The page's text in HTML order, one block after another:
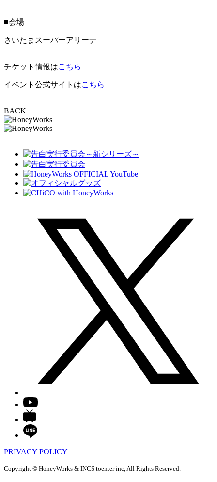
■会場
さいたまスーパーアリーナ
チケット情報はこちら
イベント公式サイトはこちら
BACK
PRIVACY POLICY
Copyright © HoneyWorks & INCS toenter inc, All Rights Reserved.